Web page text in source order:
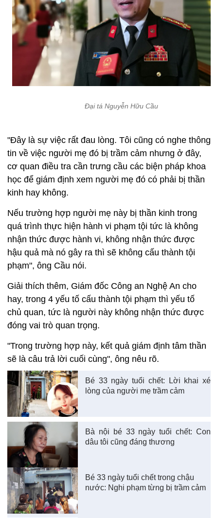
Đại tá Nguyễn Hữu Cầu
"Đây là sự việc rất đau lòng. Tôi cũng có nghe thông
tin về việc người mẹ đó bị trầm cảm nhưng ở đây,
cơ quan điều tra cần trưng cầu các biện pháp khoa
học để giám định xem người mẹ đó có phải bị thần
kinh hay không.
Nếu trường hợp người mẹ này bị thần kinh trong
quá trình thực hiện hành vi phạm tội tức là không
nhận thức được hành vi, không nhận thức được
hậu quả mà nó gây ra thì sẽ không cấu thành tội
phạm", ông Cầu nói.
Giải thích thêm, Giám đốc Công an Nghệ An cho
hay, trong 4 yếu tố cấu thành tội phạm thì yếu tố
chủ quan, tức là người này không nhận thức được
đóng vai trò quan trọng.
"Trong trường hợp này, kết quả giám định tâm thần
sẽ là câu trả lời cuối cùng", ông nêu rõ.
Bé 33 ngày tuổi chết: Lời khai xé
lòng của người mẹ trầm cảm
Bà nội bé 33 ngày tuổi chết: Con
dâu tôi cũng đáng thương
Bé 33 ngày tuổi chết trong chậu
nước: Nghi phạm từng bị trầm cảm